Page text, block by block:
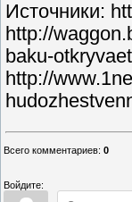
Источники:
http://
baku-
http://
Всего комментариев: 0
Войдите: